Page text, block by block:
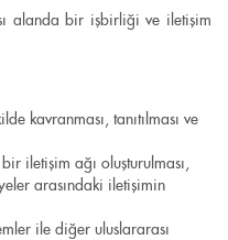
alanda bir işbirliği ve iletişim
kavranması, tanıtılması ve
iletişim ağı oluşturulması,
arasındaki iletişimin
ile diğer uluslararası